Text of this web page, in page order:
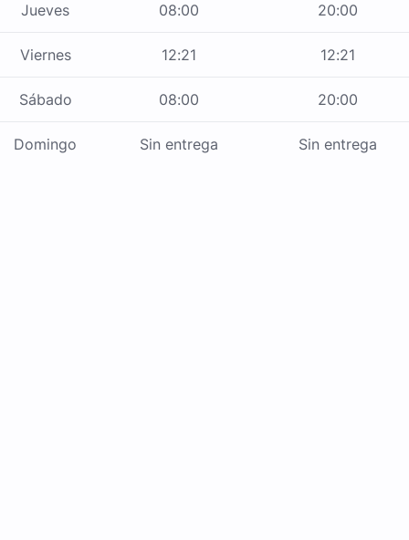
Jueves 08:00 20:00
Viernes 12:21 12:21
Sábado 08:00 20:00
Domingo Sin entrega Sin entrega